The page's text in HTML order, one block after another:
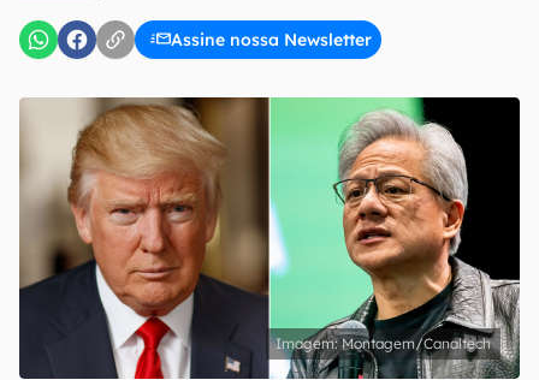
Assine nossa Newsletter
Confirmo que li, aceito e concordo com os Termos de
Uso e Política de Privacidade do Canaltech.
Montagem/Canaltech